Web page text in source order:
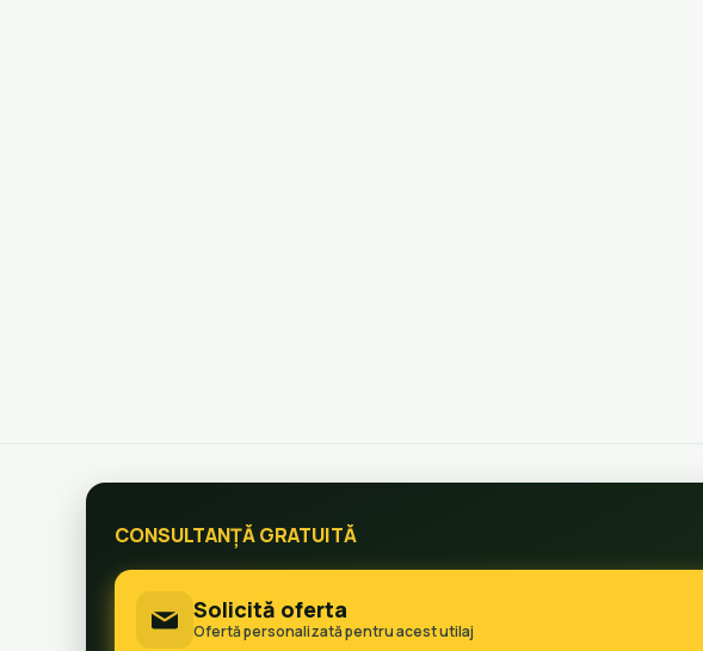
CONSULTANȚĂ GRATUITĂ
Solicită oferta
Ofertă personalizată pentru acest utilaj